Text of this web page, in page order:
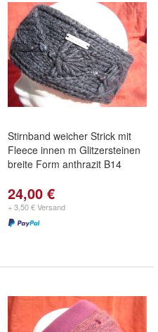
Stirnband weicher Strick mit
Fleece innen m Glitzersteinen
breite Form anthrazit B14
24,00 €
+ 3,50 € Versand